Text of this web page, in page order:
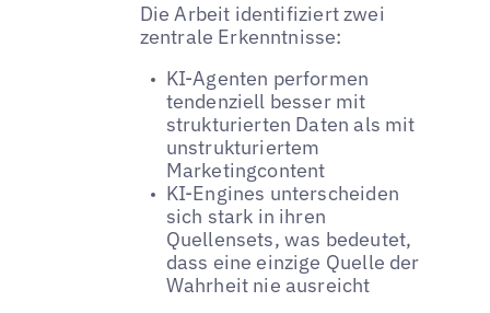
Die Arbeit identifiziert zwei
zentrale Erkenntnisse:
KI-Agenten performen
tendenziell besser mit
strukturierten Daten als mit
unstrukturiertem
Marketingcontent
KI-Engines unterscheiden
sich stark in ihren
Quellensets, was bedeutet,
dass eine einzige Quelle der
Wahrheit nie ausreicht